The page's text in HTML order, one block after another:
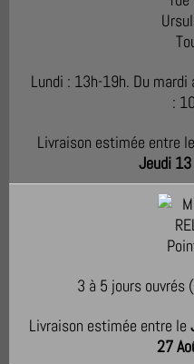
Lundi : 13h-19h. Du
:
Livraison estimée entre le
Jeudi
3 à 5 jours ouvrés
Livraison estimée entre le
27